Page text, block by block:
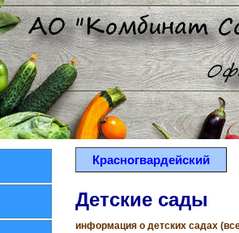
Красногвардейский
Детские сады
информация о детских садах